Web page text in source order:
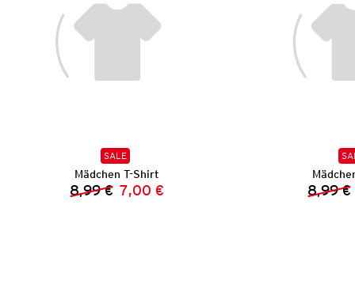
SALE
Mädchen T-Shirt
Vorheriger Preis:
8,99 € Neuer Preis:
7,00 € 8,99 €